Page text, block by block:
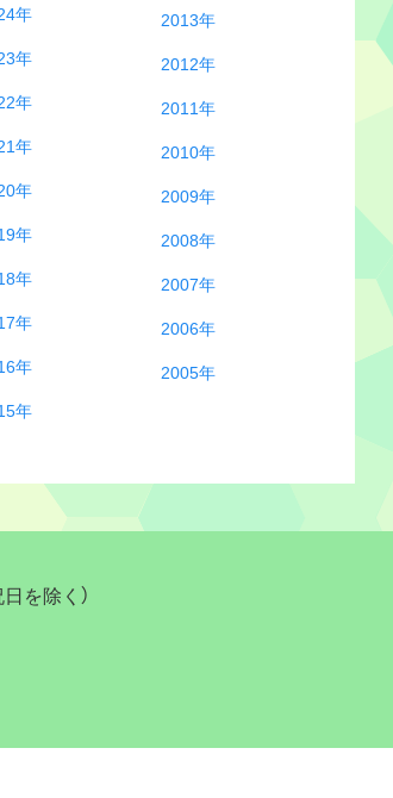
年
年
年
年
年
年
年
年
年
年
2013年
2012年
2011年
2010年
2009年
2008年
2007年
2006年
2005年
を除く）